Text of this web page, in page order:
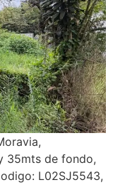
35mts de fondo,
L02SJ5543,